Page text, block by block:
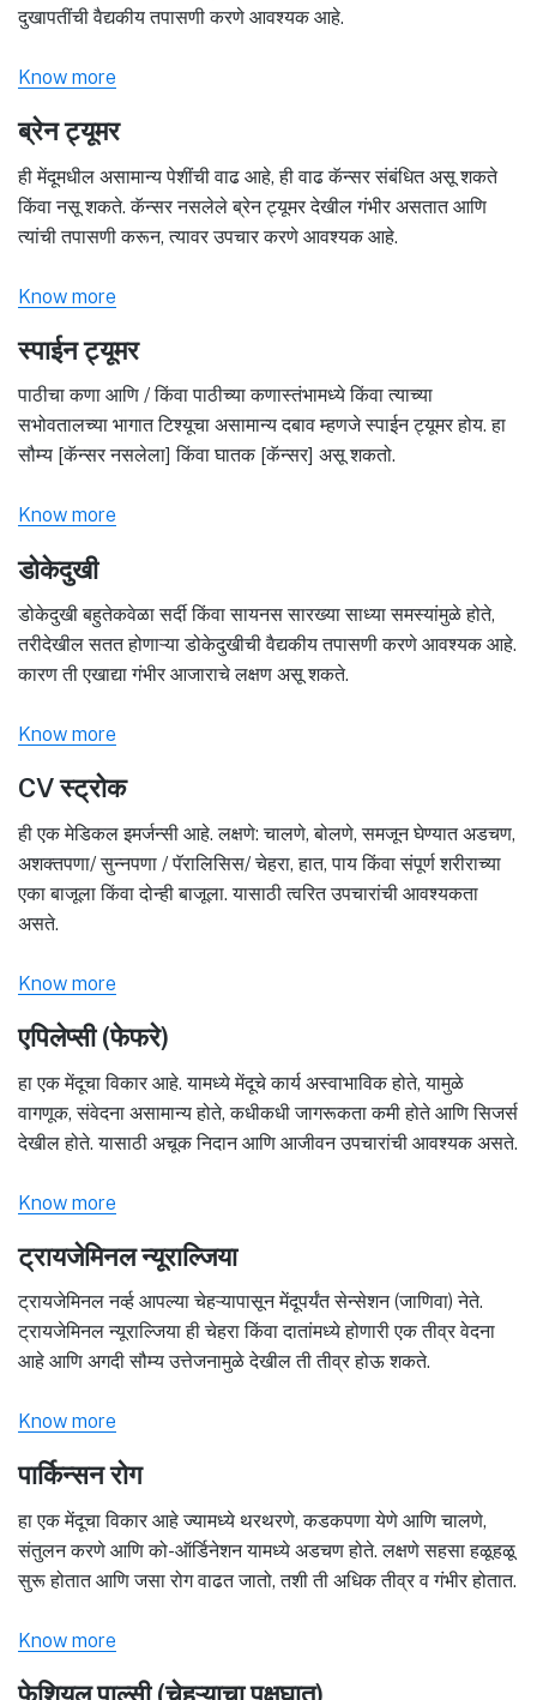
दुखापतींची वैद्यकीय तपासणी करणे आवश्यक आहे.
Know more
ब्रेन ट्यूमर
ही मेंदूमधील असामान्य पेशींची वाढ आहे, ही वाढ कॅन्सर संबंधित असू शकते
किंवा नसू शकते. कॅन्सर नसलेले ब्रेन ट्यूमर देखील गंभीर असतात आणि
त्यांची तपासणी करून, त्यावर उपचार करणे आवश्यक आहे.
Know more
स्पाईन ट्यूमर
पाठीचा कणा आणि / किंवा पाठीच्या कणास्तंभामध्ये किंवा त्याच्या
सभोवतालच्या भागात टिश्यूचा असामान्य दबाव म्हणजे स्पाईन ट्यूमर होय. हा
सौम्य [कॅन्सर नसलेला] किंवा घातक [कॅन्सर] असू शकतो.
Know more
डोकेदुखी
डोकेदुखी बहुतेकवेळा सर्दी किंवा सायनस सारख्या साध्या समस्यांमुळे होते,
तरीदेखील सतत होणाऱ्या डोकेदुखीची वैद्यकीय तपासणी करणे आवश्यक आहे.
कारण ती एखाद्या गंभीर आजाराचे लक्षण असू शकते.
Know more
CV स्ट्रोक
ही एक मेडिकल इमर्जन्सी आहे. लक्षणे: चालणे, बोलणे, समजून घेण्यात अडचण,
अशक्तपणा/ सुन्नपणा / पॅरालिसिस/ चेहरा, हात, पाय किंवा संपूर्ण शरीराच्या
एका बाजूला किंवा दोन्ही बाजूला. यासाठी त्वरित उपचारांची आवश्यकता
असते.
Know more
एपिलेप्सी (फेफरे)
हा एक मेंदूचा विकार आहे. यामध्ये मेंदूचे कार्य अस्वाभाविक होते, यामुळे
वागणूक, संवेदना असामान्य होते, कधीकधी जागरूकता कमी होते आणि सिजर्स
देखील होते. यासाठी अचूक निदान आणि आजीवन उपचारांची आवश्यक असते.
Know more
ट्रायजेमिनल न्यूराल्जिया
ट्रायजेमिनल नर्व्ह आपल्या चेहऱ्यापासून मेंदूपर्यंत सेन्सेशन (जाणिवा) नेते.
ट्रायजेमिनल न्यूराल्जिया ही चेहरा किंवा दातांमध्ये होणारी एक तीव्र वेदना
आहे आणि अगदी सौम्य उत्तेजनामुळे देखील ती तीव्र होऊ शकते.
Know more
पार्किन्सन रोग
हा एक मेंदूचा विकार आहे ज्यामध्ये थरथरणे, कडकपणा येणे आणि चालणे,
संतुलन करणे आणि को-ऑर्डिनेशन यामध्ये अडचण होते. लक्षणे सहसा हळूहळू
सुरू होतात आणि जसा रोग वाढत जातो, तशी ती अधिक तीव्र व गंभीर होतात.
Know more